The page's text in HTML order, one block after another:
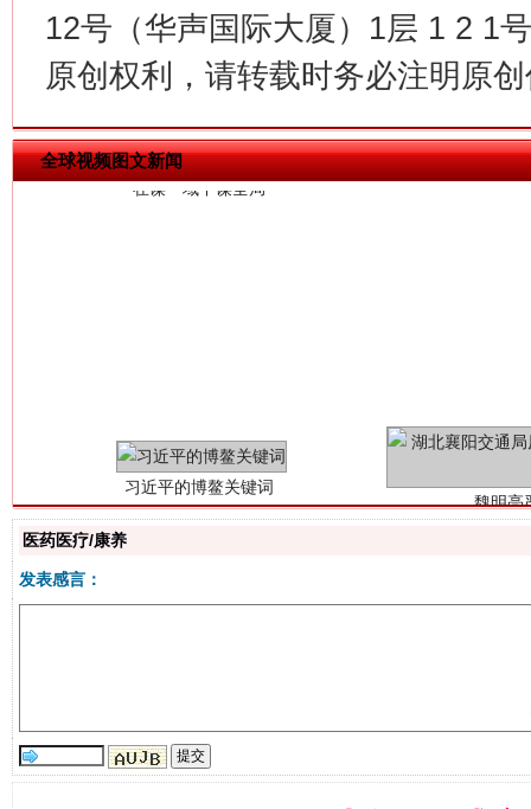
12号（华声国际大厦）1层 1 2 1
原创权利，请转载时务必注明原
全球视频图文新闻
在谋一域中谋全局
今
医药医疗/康养
发表感言：